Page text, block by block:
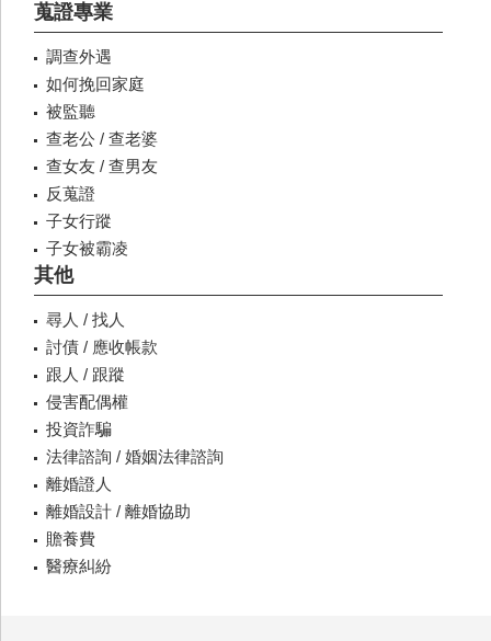
蒐證專業
調查外遇
如何挽回家庭
被監聽
查老公 / 查老婆
查女友 / 查男友
反蒐證
子女行蹤
子女被霸凌
其他
尋人 / 找人
討債 / 應收帳款
跟人 / 跟蹤
侵害配偶權
投資詐騙
法律諮詢 / 婚姻法律諮詢
離婚證人
離婚設計 / 離婚協助
贍養費
醫療糾紛